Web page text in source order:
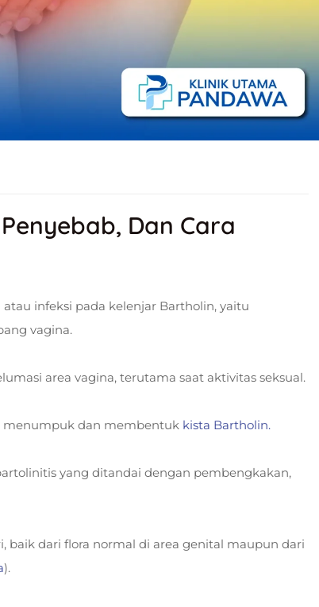
Dan Cara
infeksi pada kelenjar Bartholin, yaitu
vagina.
area vagina, terutama saat aktivitas seksual.
menumpuk dan membentuk kista Bartholin.
yang ditandai dengan pembengkakan,
baik dari flora normal di area genital maupun dari
).